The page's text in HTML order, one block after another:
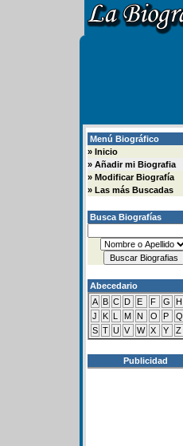
Menú Biográfico
» Inicio
» Añadir mi Biografia
» Modificar Biografía
» Las más Buscadas
Busca Biografías
Abecedario
A B C D E F G H
J
K L M N O P Q
S T U V W X Y Z
Publicidad